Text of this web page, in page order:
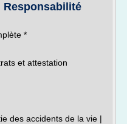
*
et attestation
des accidents de la vie |